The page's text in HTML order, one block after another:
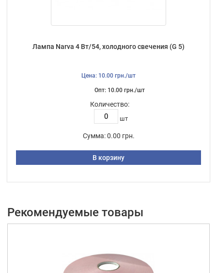
Лампа Narva 4 Вт/54, холодного свечения (G 5)
Цена: 10.00 грн./шт
Опт: 10.00 грн./шт
Количество:
шт
Сумма: 0.00 грн.
В корзину
Рекомендуемые товары